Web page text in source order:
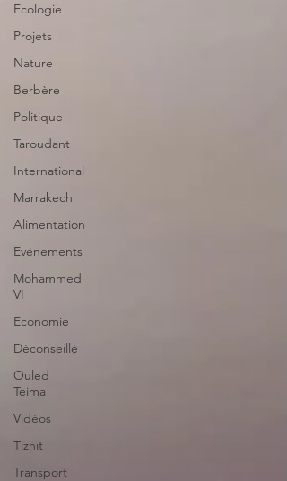
Ecologie
Projets
Nature
Berbère
Politique
Taroudant
International
Marrakech
Alimentation
Evénements
Mohammed
VI
Economie
Déconseillé
Ouled
Teima
Vidéos
Tiznit
Transport